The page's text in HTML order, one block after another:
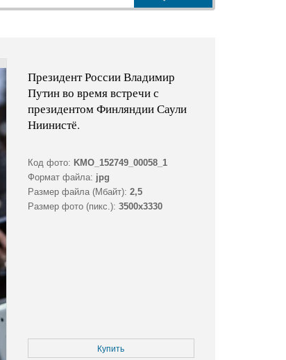
Президент России Владимир
Путин во время встречи с
президентом Финляндии Саули
Ниинистё.
Код фото: KMO_152749_00058_1
Формат файла: jpg
Размер файла (Мбайт): 2,5
Размер фото (пикс.): 3500x3330
Купить